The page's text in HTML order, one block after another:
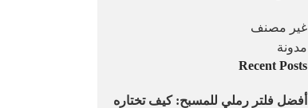
غير مصنف
مدونة
Recent Posts
أفضل فلتر رملي للمسبح: كيف تختاره